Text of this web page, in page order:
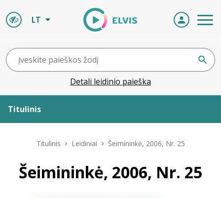
LT
Detali leidinio paieška
Titulinis
Leidiniai
Titulinis Leidiniai Šeimininkė, 2006, Nr. 25
Šeimininkė, 2006, Nr. 25